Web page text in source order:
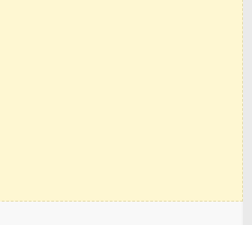
системными требованиями и